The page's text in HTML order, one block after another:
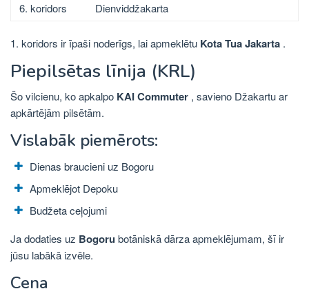
6. koridors
Dienviddžakarta
1. koridors ir īpaši noderīgs, lai apmeklētu Kota Tua Jakarta .
Piepilsētas līnija (KRL)
Šo vilcienu, ko apkalpo KAI Commuter , savieno Džakartu ar
apkārtējām pilsētām.
Vislabāk piemērots:
Dienas braucieni uz Bogoru
Apmeklējot Depoku
Budžeta ceļojumi
Ja dodaties uz Bogoru botāniskā dārza apmeklējumam, šī ir
jūsu labākā izvēle.
Cena